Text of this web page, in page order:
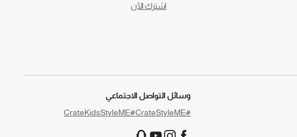
اشترك الآن
وسائل التواصل الاجتماعي
#CrateStyleME
#CrateKidsStyleME